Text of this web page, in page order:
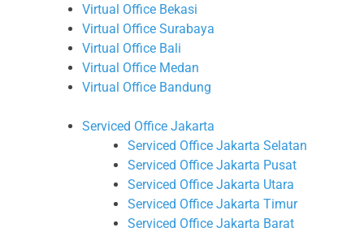
Virtual Office Bekasi
Virtual Office Surabaya
Virtual Office Bali
Virtual Office Medan
Virtual Office Bandung
Serviced Office Jakarta
Serviced Office Jakarta Selatan
Serviced Office Jakarta Pusat
Serviced Office Jakarta Utara
Serviced Office Jakarta Timur
Serviced Office Jakarta Barat